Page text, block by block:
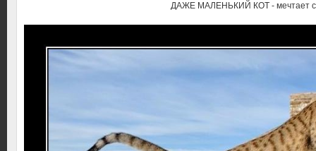
ДАЖЕ МАЛЕНЬКИЙ КОТ - мечтает